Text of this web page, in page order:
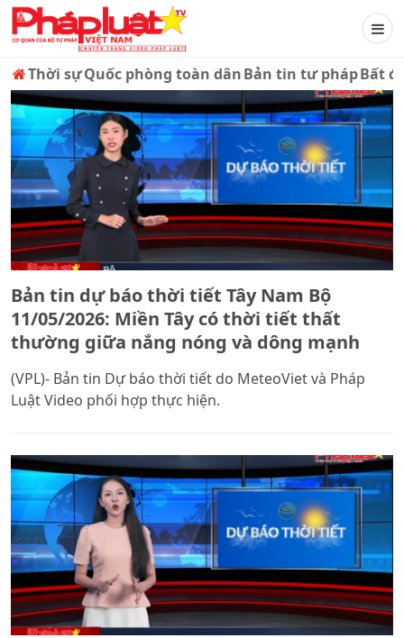
Thời sựQuốc phòng toàn dânBản tin tư phápBất
Bản tin dự báo thời tiết Tây Nam Bộ
11/05/2026: Miền Tây có thời tiết thất
thường giữa nắng nóng và dông mạnh
(VPL)- Bản tin Dự báo thời tiết do MeteoViet và Pháp
Luật Video phối hợp thực hiện.